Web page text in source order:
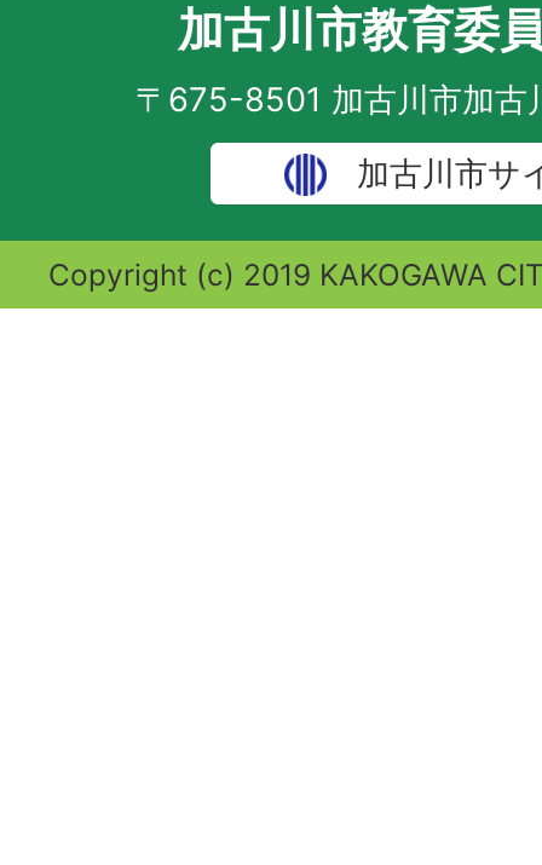
加古川市教育委
〒675-8501 加古川市加古
加古川市サ
Copyright (c) 2019 KAKOGAWA